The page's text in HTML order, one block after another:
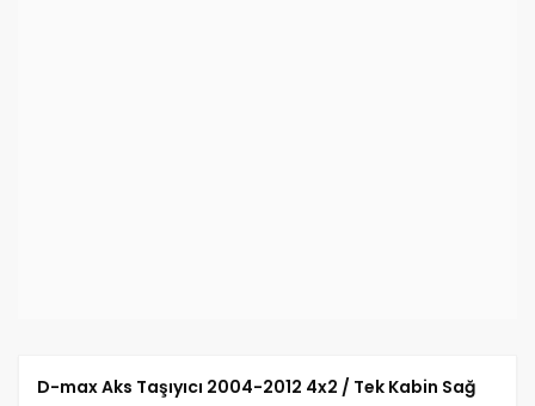
D-max Aks Taşıyıcı 2004-2012 4x2 / Tek Kabin Sağ